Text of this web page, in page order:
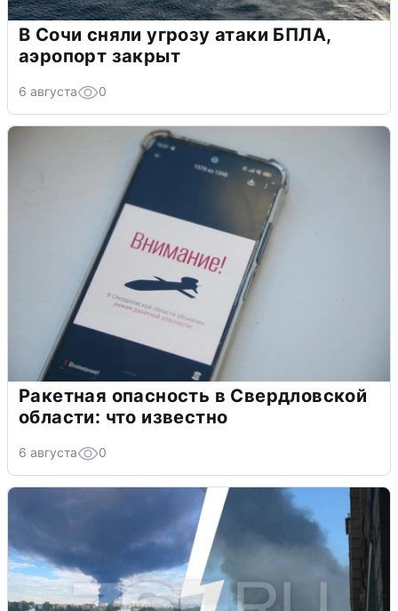
В Сочи сняли угрозу атаки БПЛА,
аэропорт закрыт
6 августа 0
Ракетная опасность в Свердловской
области: что известно
6 августа 0